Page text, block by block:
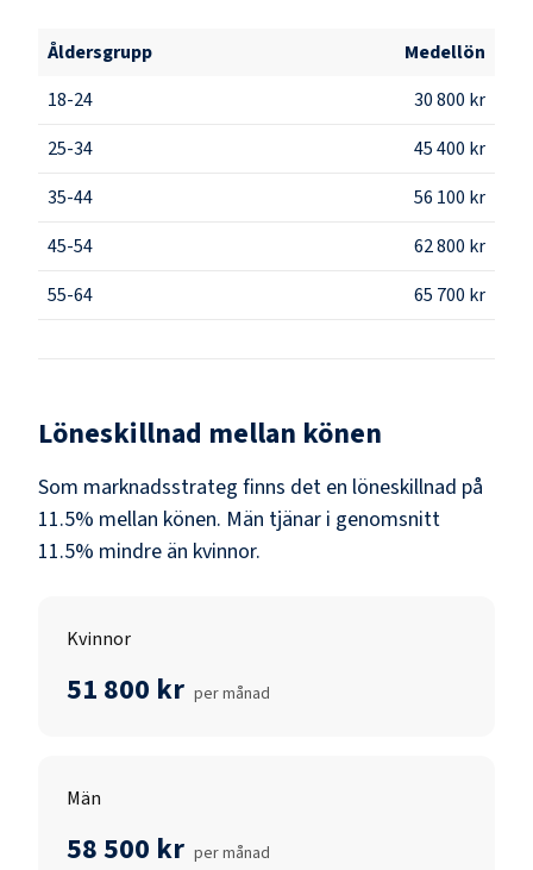
Åldersgrupp
Medellön
18-24
30 800 kr
25-34
45 400 kr
35-44
56 100 kr
45-54
62 800 kr
55-64
65 700 kr
Löneskillnad mellan könen
Som marknadsstrateg finns det en löneskillnad på
11.5% mellan könen. Män tjänar i genomsnitt
11.5% mindre än kvinnor.
Kvinnor
51 800 kr per månad
Män
58 500 kr per månad